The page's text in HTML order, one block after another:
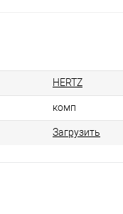
HERTZ
комп
Загрузить